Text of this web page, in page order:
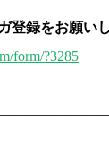
登録をお願い
form/?3285